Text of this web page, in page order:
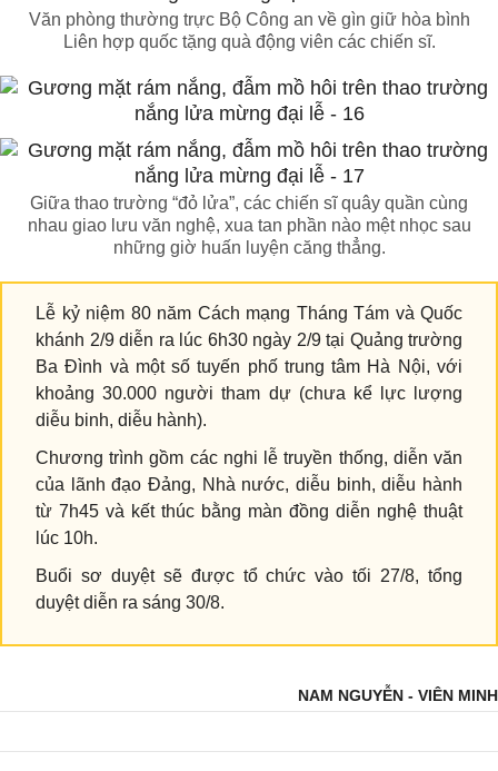
Văn phòng thường trực Bộ Công an về gìn giữ hòa bình
Liên hợp quốc tặng quà động viên các chiến sĩ.
Giữa thao trường “đỏ lửa”, các chiến sĩ quây quần cùng
nhau giao lưu văn nghệ, xua tan phần nào mệt nhọc sau
những giờ huấn luyện căng thẳng.
Lễ kỷ niệm 80 năm Cách mạng Tháng Tám và Quốc
khánh 2/9 diễn ra lúc 6h30 ngày 2/9 tại Quảng trường
Ba Đình và một số tuyến phố trung tâm Hà Nội, với
khoảng 30.000 người tham dự (chưa kể lực lượng
diễu binh, diễu hành).
Chương trình gồm các nghi lễ truyền thống, diễn văn
của lãnh đạo Đảng, Nhà nước, diễu binh, diễu hành
từ 7h45 và kết thúc bằng màn đồng diễn nghệ thuật
lúc 10h.
Buổi sơ duyệt sẽ được tổ chức vào tối 27/8, tổng
duyệt diễn ra sáng 30/8.
NAM NGUYỄN - VIÊN MINH